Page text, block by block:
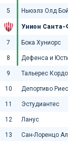
5 Ньюэлз Олд
Унион Санта-
7 Бока Хуниорс
8 Дефенса и
9 Тальерес
10 Депортиво
11 Эстудиантес
12 Ланус
13 Сан-Лоренцо